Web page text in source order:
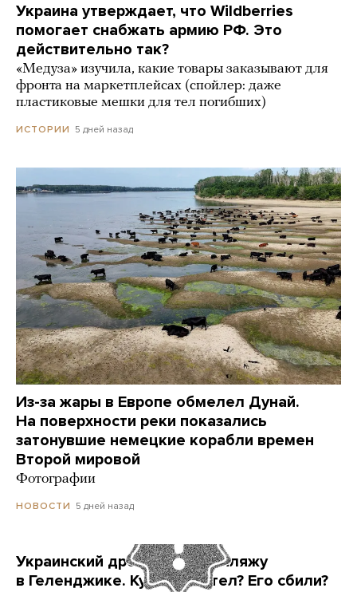
Украина утверждает, что Wildberries
помогает снабжать армию РФ. Это
действительно так?
«Медуза» изучила, какие товары заказывают для
фронта на маркетплейсах (спойлер: даже
пластиковые мешки для тел погибших)
ИСТОРИИ 5 дней назад
Из-за жары в Европе обмелел Дунай.
На поверхности реки показались
затонувшие немецкие корабли времен
Второй мировой
Фотографии
НОВОСТИ 5 дней назад
Украинский дрон попал по пляжу
в Геленджике. Куда он летел? Его сбили?